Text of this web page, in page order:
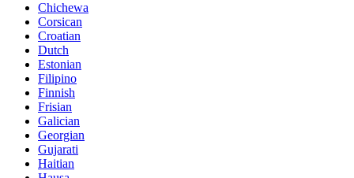
Chichewa
Corsican
Croatian
Dutch
Estonian
Filipino
Finnish
Frisian
Galician
Georgian
Gujarati
Haitian